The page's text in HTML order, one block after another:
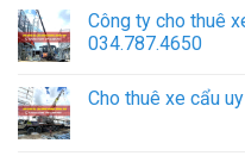
Công ty cho thuê
034.787.4650
Cho thuê xe cẩu